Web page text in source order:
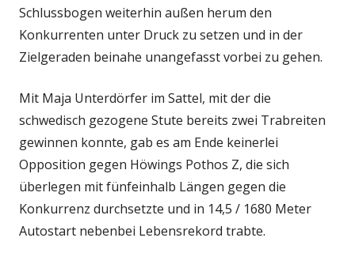
Schlussbogen weiterhin außen herum den
Konkurrenten unter Druck zu setzen und in der
Zielgeraden beinahe unangefasst vorbei zu gehen.
Mit Maja Unterdörfer im Sattel, mit der die
schwedisch gezogene Stute bereits zwei Trabreiten
gewinnen konnte, gab es am Ende keinerlei
Opposition gegen Höwings Pothos Z, die sich
überlegen mit fünfeinhalb Längen gegen die
Konkurrenz durchsetzte und in 14,5 / 1680 Meter
Autostart nebenbei Lebensrekord trabte.